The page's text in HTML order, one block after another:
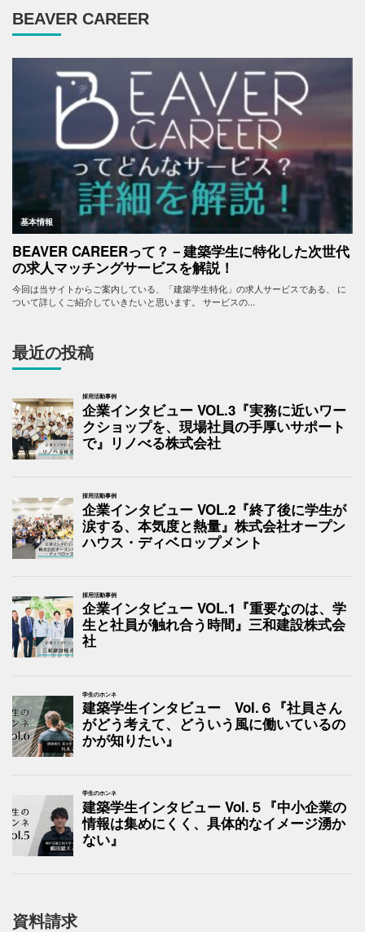
BEAVER CAREER
最近の投稿
採用活動事例
企業インタビュー VOL.3『実務に近いワー
クショップを、現場社員の手厚いサポート
で』リノべる株式会社
採用活動事例
企業インタビュー VOL.2『終了後に学生が
涙する、本気度と熱量』株式会社オープン
ハウス・ディベロップメント
採用活動事例
企業インタビュー VOL.1『重要なのは、学
生と社員が触れ合う時間』三和建設株式会
社
学生のホンネ
建築学生インタビュー Vol.６『社員さん
がどう考えて、どういう風に働いているの
かが知りたい』
学生のホンネ
建築学生インタビュー Vol.５『中小企業の
情報は集めにくく、具体的なイメージ湧か
ない』
資料請求